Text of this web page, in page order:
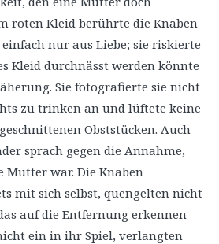
roten Kleid berührte die Knaben
nur aus Liebe; sie riskierte
Kleid durchnässt werden könnte
Sie fotografierte sie nicht
zu trinken an und lüftete keine
Obststücken. Auch
sprach gegen die Annahme,
Mutter war. Die Knaben
mit sich selbst, quengelten nicht
auf die Entfernung erkennen
ein in ihr Spiel, verlangten